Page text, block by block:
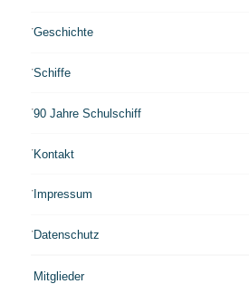
Geschichte
Schiffe
90 Jahre Schulschiff
Kontakt
Impressum
Datenschutz
Mitglieder